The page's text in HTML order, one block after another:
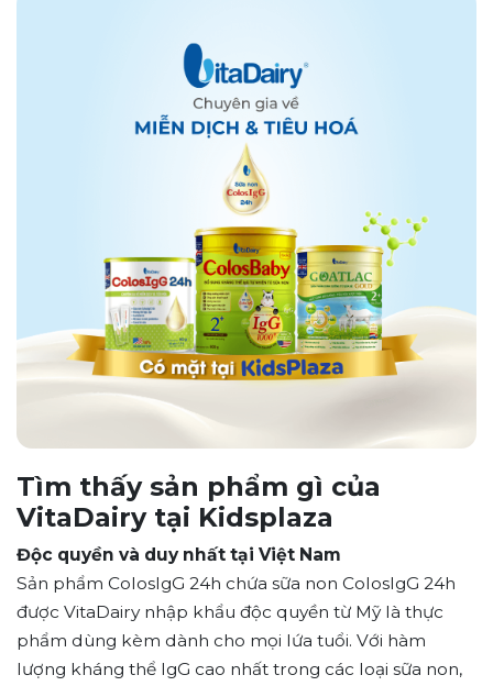
Tìm thấy sản phẩm gì của
VitaDairy tại Kidsplaza
Độc quyền và duy nhất tại Việt Nam
Sản phẩm ColosIgG 24h chứa sữa non ColosIgG 24h
được VitaDairy nhập khẩu độc quyền từ Mỹ là thực
phẩm dùng kèm dành cho mọi lứa tuổi. Với hàm
lượng kháng thể IgG cao nhất trong các loại sữa non,